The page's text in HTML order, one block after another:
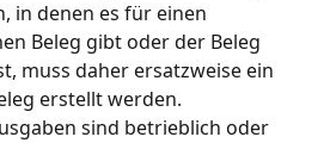
in denen es für einen
Beleg gibt oder der Beleg
muss daher ersatzweise ein
erstellt werden.
sind betrieblich oder